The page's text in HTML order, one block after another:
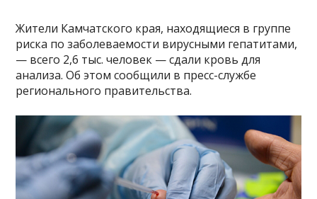
Жители Камчатского края, находящиеся в группе
риска по заболеваемости вирусными гепатитами,
— всего 2,6 тыс. человек — сдали кровь для
анализа. Об этом сообщили в пресс-службе
регионального правительства.